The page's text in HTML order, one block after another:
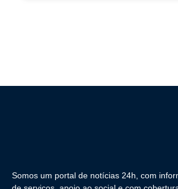
Somos um portal de notícias 24h, com